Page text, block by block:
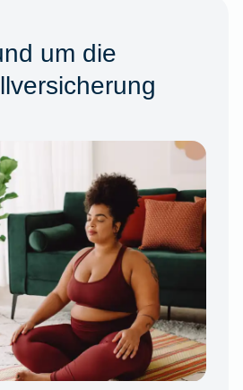
um die